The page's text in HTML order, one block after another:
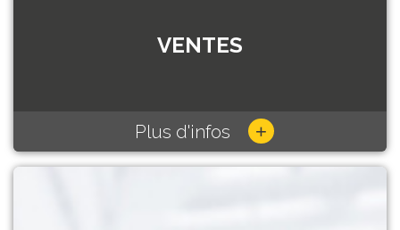
VENTES
Plus d'infos +